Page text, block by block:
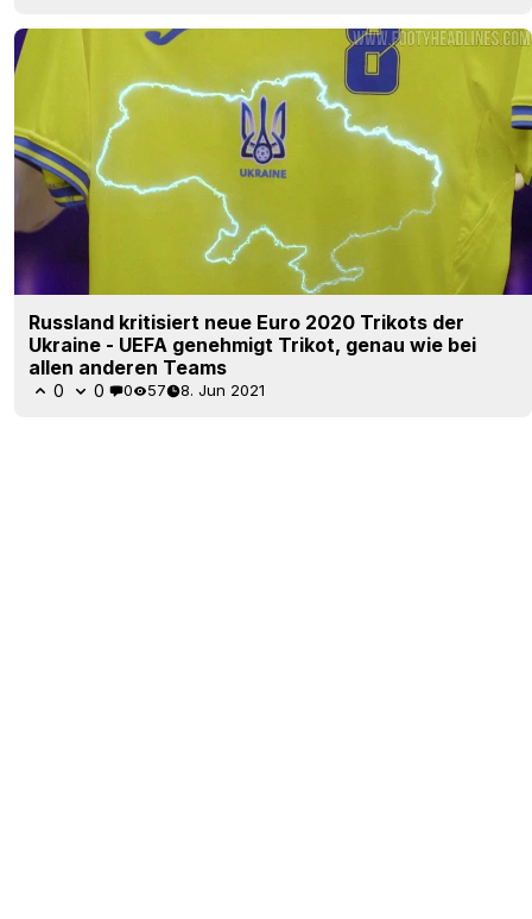
Russland kritisiert neue Euro 2020 Trikots der
Ukraine - UEFA genehmigt Trikot, genau wie bei
allen anderen Teams
0 0 0 57 8. Jun 2021